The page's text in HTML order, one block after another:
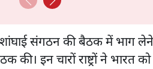
संगठन की बैठक में भाग
इन चारों राष्ट्रों ने भारत